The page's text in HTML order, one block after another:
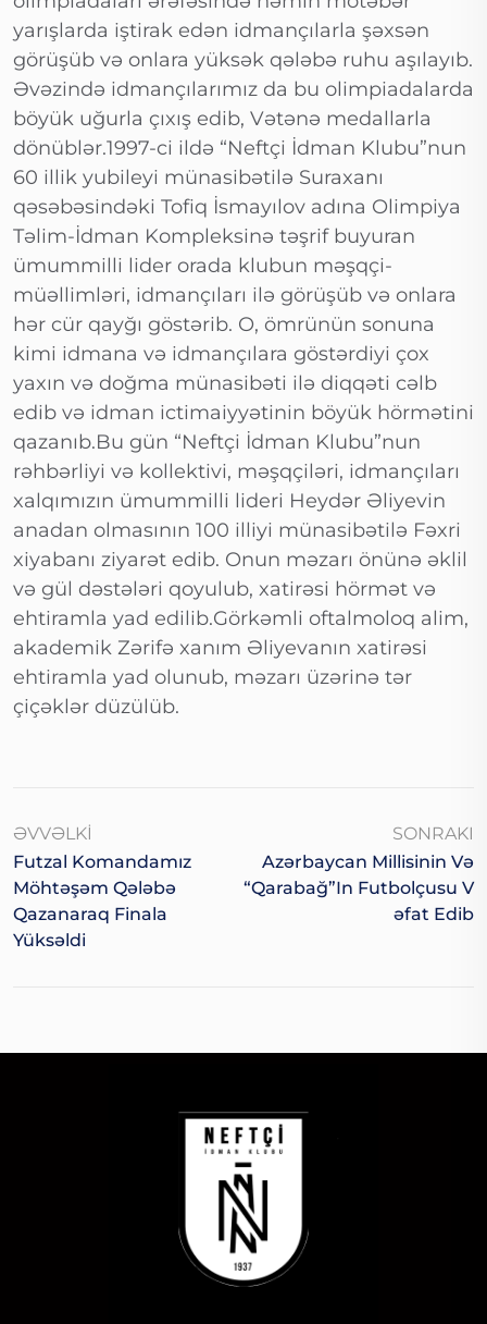
yarışlarda iştirak edən idmançılarla şəxsən
görüşüb və onlara yüksək qələbə ruhu aşılayıb.
Əvəzində idmançılarımız da bu olimpiadalarda
böyük uğurla çıxış edib, Vətənə medallarla
dönüblər.1997-ci ildə “Neftçi İdman Klubu”nun
60 illik yubileyi münasibətilə Suraxanı
qəsəbəsindəki Tofiq İsmayılov adına Olimpiya
Təlim-İdman Kompleksinə təşrif buyuran
ümummilli lider orada klubun məşqçi-
müəllimləri, idmançıları ilə görüşüb və onlara
hər cür qayğı göstərib. O, ömrünün sonuna
kimi idmana və idmançılara göstərdiyi çox
yaxın və doğma münasibəti ilə diqqəti cəlb
edib və idman ictimaiyyətinin böyük hörmətini
qazanıb.Bu gün “Neftçi İdman Klubu”nun
rəhbərliyi və kollektivi, məşqçiləri, idmançıları
xalqımızın ümummilli lideri Heydər Əliyevin
anadan olmasının 100 illiyi münasibətilə Fəxri
xiyabanı ziyarət edib. Onun məzarı önünə əklil
və gül dəstələri qoyulub, xatirəsi hörmət və
ehtiramla yad edilib.Görkəmli oftalmoloq alim,
akademik Zərifə xanım Əliyevanın xatirəsi
ehtiramla yad olunub, məzarı üzərinə tər
çiçəklər düzülüb.
ƏVVƏLKI
Futzal Komandamız
Möhtəşəm Qələbə
Qazanaraq Finala
Yüksəldi
SONRAKI
Azərbaycan Millisinin Və
“Qarabağ”ın Futbolçusu V
Əfat Edib